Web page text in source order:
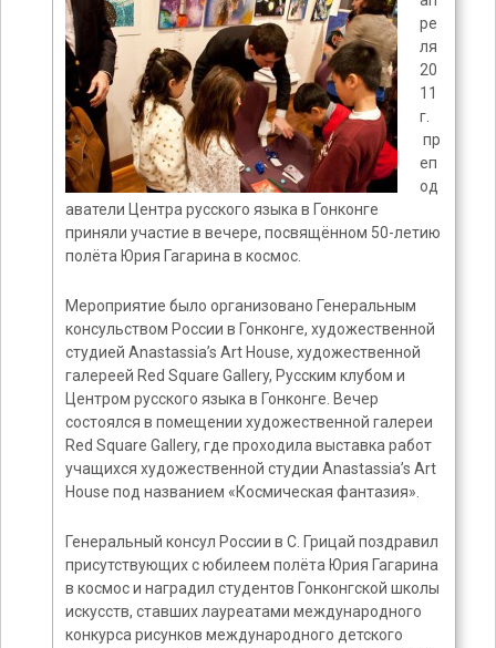
ре
ля
20
11
г.
пр
еп
од
аватели Центра русского языка в Гонконге
приняли участие в вечере, посвящённом 50-летию
полёта Юрия Гагарина в космос.
Мероприятие было организовано Генеральным
консульством России в Гонконге, художественной
студией Anastassia’s Art House, художественной
галереей Red Square Gallery, Русским клубом и
Центром русского языка в Гонконге. Вечер
состоялся в помещении художественной галереи
Red Square Gallery, где проходила выставка работ
учащихся художественной студии Anastassia’s Art
House под названием «Космическая фантазия».
Генеральный консул России в С. Грицай поздравил
присутствующих с юбилеем полёта Юрия Гагарина
в космос и наградил студентов Гонконгской школы
искусств, ставших лауреатами международного
конкурса рисунков международного детского